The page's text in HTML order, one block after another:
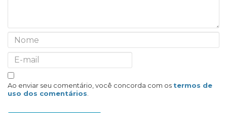
Ao enviar seu comentário, você concorda com os termos de
uso dos comentários.